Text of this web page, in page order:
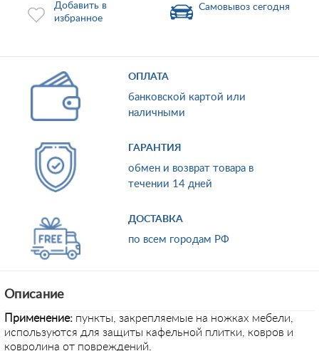
Добавить в
избранное
Самовывоз сегодня
ОПЛАТА
банковской картой или
наличными
ГАРАНТИЯ
обмен и возврат товара в
течении 14 дней
ДОСТАВКА
по всем городам РФ
Описание
Применение: пункты, закрепляемые на ножках мебели,
используются для защиты кафельной плитки, ковров и
ковролина от повреждений.